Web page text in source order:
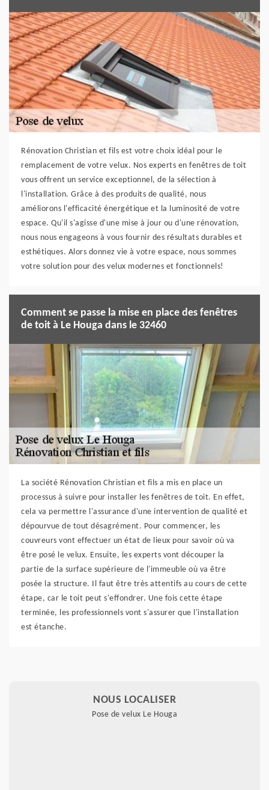
Rénovation Christian et fils est votre choix idéal pour le
remplacement de votre velux. Nos experts en fenêtres de toit
vous offrent un service exceptionnel, de la sélection à
l'installation. Grâce à des produits de qualité, nous
améliorons l'efficacité énergétique et la luminosité de votre
espace. Qu'il s'agisse d'une mise à jour ou d'une rénovation,
nous nous engageons à vous fournir des résultats durables et
esthétiques. Alors donnez vie à votre espace, nous sommes
votre solution pour des velux modernes et fonctionnels!
Comment se passe la mise en place des fenêtres
de toit à Le Houga dans le 32460
La société Rénovation Christian et fils a mis en place un
processus à suivre pour installer les fenêtres de toit. En effet,
cela va permettre l'assurance d'une intervention de qualité et
dépourvue de tout désagrément. Pour commencer, les
couvreurs vont effectuer un état de lieux pour savoir où va
être posé le velux. Ensuite, les experts vont découper la
partie de la surface supérieure de l'immeuble où va être
posée la structure. Il faut être très attentifs au cours de cette
étape, car le toit peut s'effondrer. Une fois cette étape
terminée, les professionnels vont s'assurer que l'installation
est étanche.
NOUS LOCALISER
Pose de velux Le Houga